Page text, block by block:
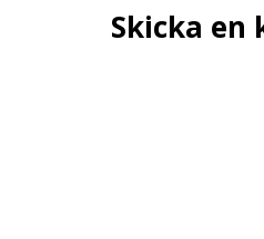
Skicka